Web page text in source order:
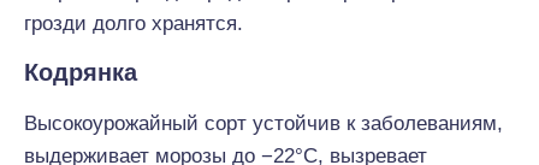
грозди долго хранятся.
Кодрянка
Высокоурожайный сорт устойчив к заболеваниям,
выдерживает морозы до −22°С, вызревает